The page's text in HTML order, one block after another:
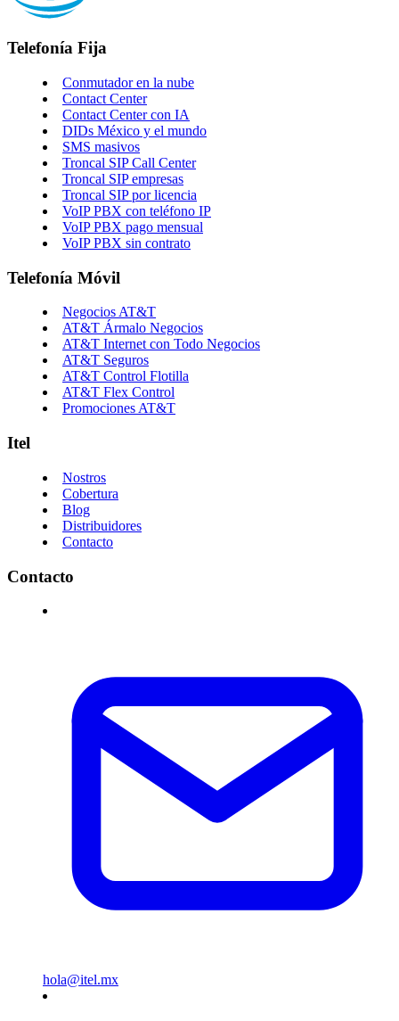
Telefonía Fija
Conmutador en la nube
Contact Center
Contact Center con IA
DIDs México y el mundo
SMS masivos
Troncal SIP Call Center
Troncal SIP empresas
Troncal SIP por licencia
VoIP PBX con teléfono IP
VoIP PBX pago mensual
VoIP PBX sin contrato
Telefonía Móvil
Negocios AT&T
AT&T Ármalo Negocios
AT&T Internet con Todo Negocios
AT&T Seguros
AT&T Control Flotilla
AT&T Flex Control
Promociones AT&T
Itel
Nostros
Cobertura
Blog
Distribuidores
Contacto
Contacto
hola@itel.mx